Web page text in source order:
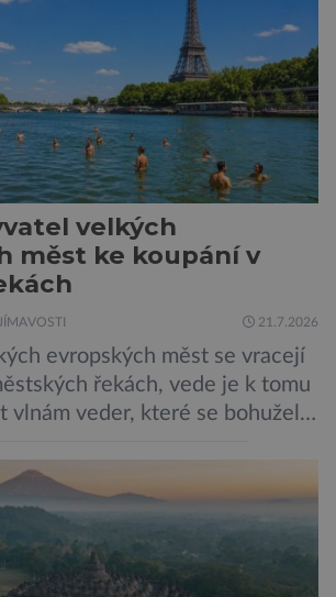
velkých
měst ke koupání v
21.7.2026
evropských měst se vracejí
řekách, vede je k tomu
vlnám veder, které se bohužel
měst se snaží řeky
koupání, což na řadě míst
Až do začátku 20. století bylo
řekách běžnou […]